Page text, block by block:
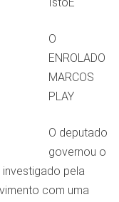
O
ENROLADO
MARCOS
PLAY
O deputado
governou o
pela
com uma